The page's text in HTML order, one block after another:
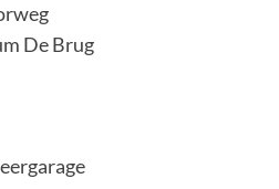
De Brug